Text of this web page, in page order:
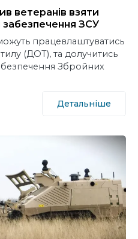
ветеранів взяти
забезпечення ЗСУ
працевлаштуватись
(ДОТ), та долучитись
Збройних
Детальніше